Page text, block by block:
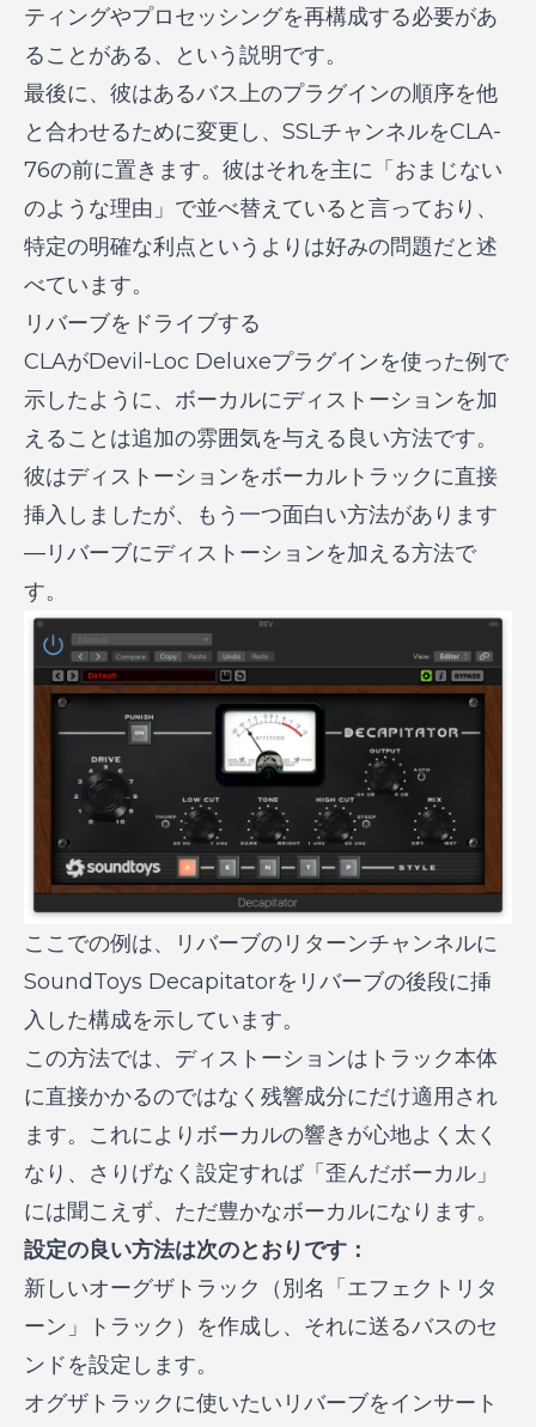
ティングやプロセッシングを再構成する必要があ
ることがある、という説明です。
最後に、彼はあるバス上のプラグインの順序を他
と合わせるために変更し、SSLチャンネルをCLA-
76の前に置きます。彼はそれを主に「おまじない
のような理由」で並べ替えていると言っており、
特定の明確な利点というよりは好みの問題だと述
べています。
リバーブをドライブする
CLAがDevil-Loc Deluxeプラグインを使った例で
示したように、ボーカルにディストーションを加
えることは追加の雰囲気を与える良い方法です。
彼はディストーションをボーカルトラックに直接
挿入しましたが、もう一つ面白い方法があります
—リバーブにディストーションを加える方法で
す。
ここでの例は、リバーブのリターンチャンネルに
SoundToys Decapitatorをリバーブの後段に挿
入した構成を示しています。
この方法では、ディストーションはトラック本体
に直接かかるのではなく残響成分にだけ適用され
ます。これによりボーカルの響きが心地よく太く
なり、さりげなく設定すれば「歪んだボーカル」
には聞こえず、ただ豊かなボーカルになります。
設定の良い方法は次のとおりです：
新しいオーグザトラック（別名「エフェクトリタ
ーン」トラック）を作成し、それに送るバスのセ
ンドを設定します。
オグザトラックに使いたいリバーブをインサート